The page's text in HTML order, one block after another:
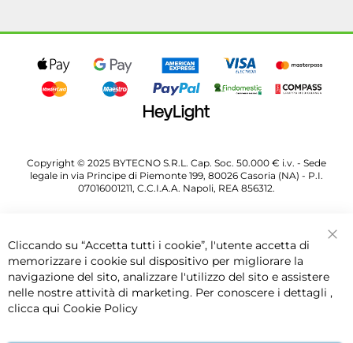
Copyright © 2025 BYTECNO S.R.L. Cap. Soc. 50.000 € i.v. - Sede
legale in via Principe di Piemonte 199, 80026 Casoria (NA) - P.I.
07016001211, C.C.I.A.A. Napoli, REA 856312.
Cliccando su “Accetta tutti i cookie”, l'utente accetta di
memorizzare i cookie sul dispositivo per migliorare la
navigazione del sito, analizzare l'utilizzo del sito e assistere
nelle nostre attività di marketing. Per conoscere i dettagli ,
clicca qui Cookie Policy